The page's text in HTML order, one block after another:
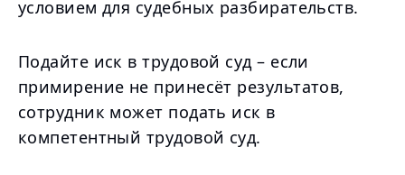
условием для судебных разбирательств.
Подайте иск в трудовой суд – если
примирение не принесёт результатов,
сотрудник может подать иск в
компетентный трудовой суд.